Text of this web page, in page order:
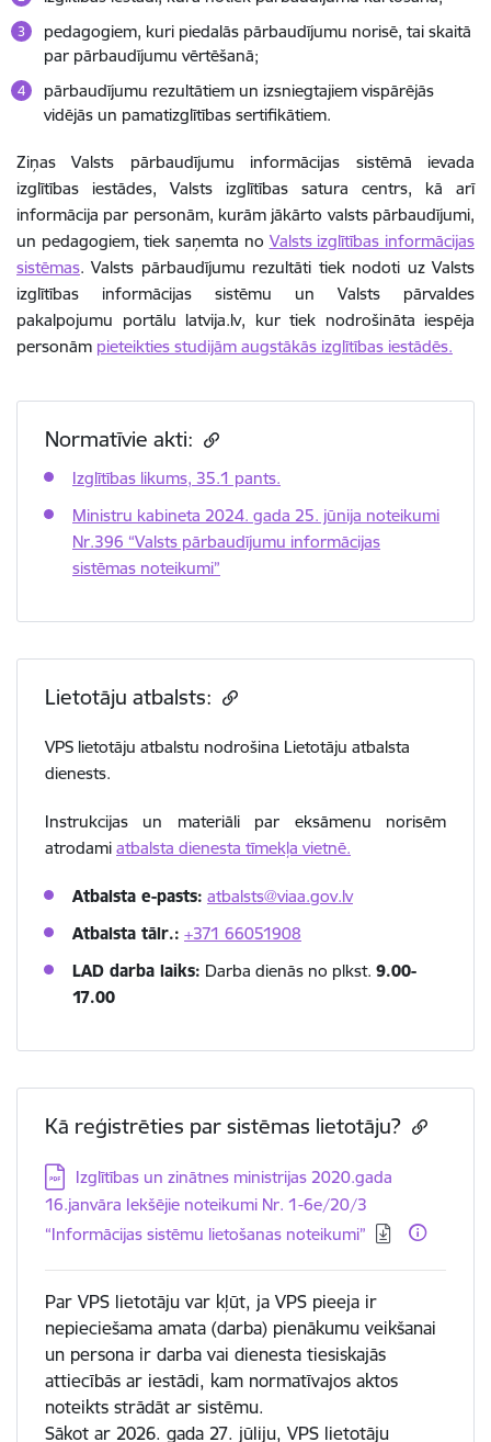
pedagogiem, kuri piedalās pārbaudījumu norisē, tai skaitā
par pārbaudījumu vērtēšanā;
pārbaudījumu rezultātiem un izsniegtajiem vispārējās
vidējās un pamatizglītības sertifikātiem.
Ziņas Valsts pārbaudījumu informācijas sistēmā ievada
izglītības iestādes, Valsts izglītības satura centrs, kā arī
informācija par personām, kurām jākārto valsts pārbaudījumi,
un pedagogiem, tiek saņemta no Valsts izglītības informācijas
sistēmas. Valsts pārbaudījumu rezultāti tiek nodoti uz Valsts
izglītības informācijas sistēmu un Valsts pārvaldes
pakalpojumu portālu latvija.lv, kur tiek nodrošināta iespēja
personām pieteikties studijām augstākās izglītības iestādēs.
Normatīvie akti:
Izglītības likums, 35.1 pants.
Ministru kabineta 2024. gada 25. jūnija noteikumi
Nr.396 “Valsts pārbaudījumu informācijas
sistēmas noteikumi”
Lietotāju atbalsts:
VPS lietotāju atbalstu nodrošina Lietotāju atbalsta
dienests.
Instrukcijas un materiāli par eksāmenu norisēm
atrodami atbalsta dienesta tīmekļa vietnē.
Atbalsta e-pasts: atbalsts@viaa.gov.lv
Atbalsta tālr.: +371 66051908
LAD darba laiks: Darba dienās no plkst. 9.00-
17.00
Kā reģistrēties par sistēmas lietotāju?
Lejupielādēt:
Izglītības un zinātnes ministrijas 2020.gada
16.janvāra Iekšējie noteikumi Nr. 1-6e/20/3
“Informācijas sistēmu lietošanas noteikumi”
Par VPS lietotāju var kļūt, ja VPS pieeja ir
nepieciešama amata (darba) pienākumu veikšanai
un persona ir darba vai dienesta tiesiskajās
attiecībās ar iestādi, kam normatīvajos aktos
noteikts strādāt ar sistēmu.
Sākot ar 2026. gada 27. jūliju, VPS lietotāju